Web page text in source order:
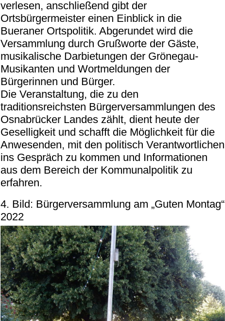
verlesen, anschließend gibt der
Ortsbürgermeister einen Einblick in die
Bueraner Ortspolitik. Abgerundet wird die
Versammlung durch Grußworte der Gäste,
musikalische Darbietungen der Grönegau-
Musikanten und Wortmeldungen der
Bürgerinnen und Bürger.
Die Veranstaltung, die zu den
traditionsreichsten Bürgerversammlungen des
Osnabrücker Landes zählt, dient heute der
Geselligkeit und schafft die Möglichkeit für die
Anwesenden, mit den politisch Verantwortlichen
ins Gespräch zu kommen und Informationen
aus dem Bereich der Kommunalpolitik zu
erfahren.
4. Bild: Bürgerversammlung am „Guten Montag“
2022